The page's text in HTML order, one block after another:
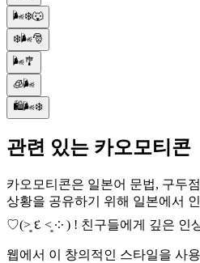
🌬️❄️🐺
❄️🌬️🎅
🌬️🎐
🧊🌬️
🛍️🌬️❄️
관련 있는 카오모티콘
카오모티콘은 일본어 문법, 구두
상황을 공유하기 위해 일본에서
♡(˃͈ દ ˂͈ ༶ ) ! 친구들에게 깊은 인
웹에서 이 창의적인 스타일을 사